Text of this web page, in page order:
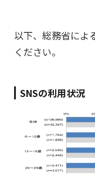
以下、総務省によ
ください。
SNSの利用状況